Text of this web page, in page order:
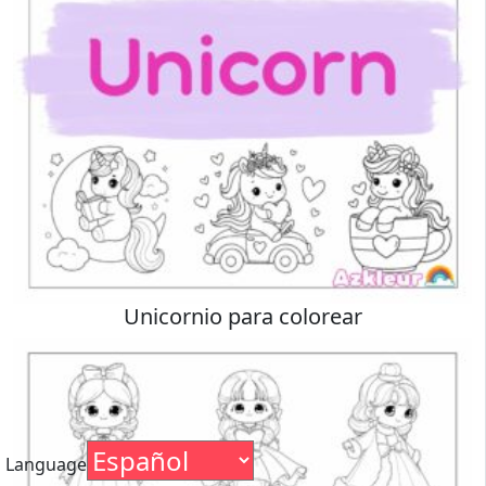
Unicornio para colorear
Language